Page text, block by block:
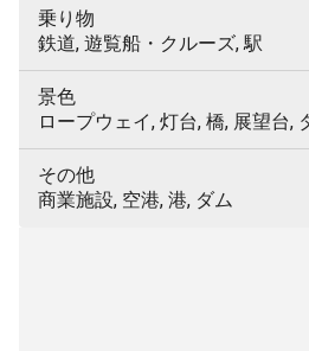
乗り物
鉄道, 遊覧船・クルーズ, 駅
景色
ロープウェイ, 灯台, 橋, 展望台,
その他
商業施設, 空港, 港, ダム